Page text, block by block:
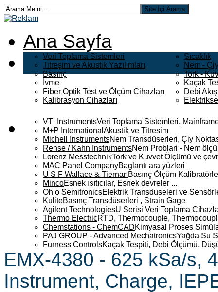
Ana Sayfa
Veri Toplama Sistemleri
Titreşim ve Akustik Yazılımları
Basınç
İvme
Fiber Optik Test ve Ölçüm Cihazları
Kalibrasyon Cihazları
Sıcaklık
Nem -
Tork -
Kaçak
Debi Akış
VTI InstrumentsVeri Toplama Sistemleri,
M+P International Akustik ve Titresim
Michell InstrumentsNem Transdüserleri, Çiy
Rense / Kahn InstrumentsNem Problari - Nem
Lorenz MesstechnikTork ve Kuvvet Ölçümü ve
MAC Panel CompanyBaglantı ara yüzleri
U S F Wallace & TiernanBasınç Ölçüm
MincoEsnek ısıtıcılar, Esnek devreler ...
Ohio SemitronicsElektrik Transduseleri ve
KuliteBasınç Transdüserleri , Strain Gage
Agilent TechnologiesU Serisi Veri Toplama
Thermo ElectricRTD, Thermocouple,
Chemstations - ChemCADKimyasal Proses
PAJ GROUP - Advanced MechatronicsYağda Su
Furness ControlsKaçak Tespiti, Debi Ölçümü,
EMX-4380 - 625 kSa/s,
Instrument, Charge,